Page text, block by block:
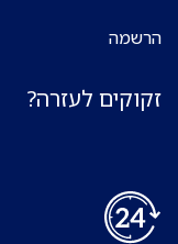
הרשמה
זקוקים לעזרה?